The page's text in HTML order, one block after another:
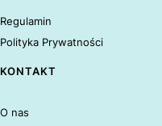
Regulamin
Polityka Prywatności
KONTAKT
O nas